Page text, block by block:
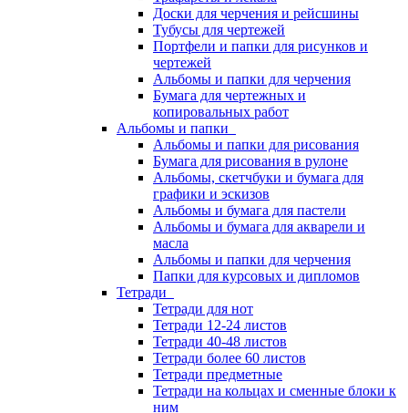
Доски для черчения и рейсшины
Тубусы для чертежей
Портфели и папки для рисунков и
чертежей
Альбомы и папки для черчения
Бумага для чертежных и
копировальных работ
Альбомы и папки
Альбомы и папки для рисования
Бумага для рисования в рулоне
Альбомы, скетчбуки и бумага для
графики и эскизов
Альбомы и бумага для пастели
Альбомы и бумага для акварели и
масла
Альбомы и папки для черчения
Папки для курсовых и дипломов
Тетради
Тетради для нот
Тетради 12-24 листов
Тетради 40-48 листов
Тетради более 60 листов
Тетради предметные
Тетради на кольцах и сменные блоки к
ним